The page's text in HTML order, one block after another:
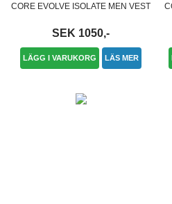
CORE EVOLVE ISOLATE MEN VEST
SEK 1050,-
LÄGG I VARUKORG LÄS MER